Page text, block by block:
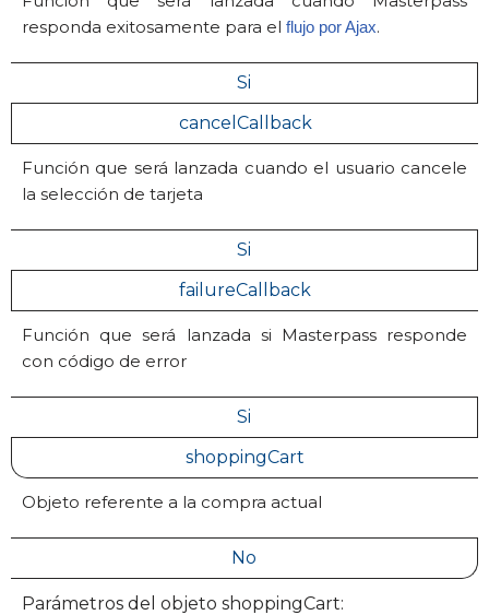
responda exitosamente para el flujo por Ajax.
Si
cancelCallback
Función que será lanzada cuando el usuario cancele
la selección de tarjeta
Si
failureCallback
Función que será lanzada si Masterpass responde
con código de error
Si
shoppingCart
Objeto referente a la compra actual
No
Parámetros del objeto shoppingCart: